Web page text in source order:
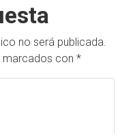
no será publicada.
con *